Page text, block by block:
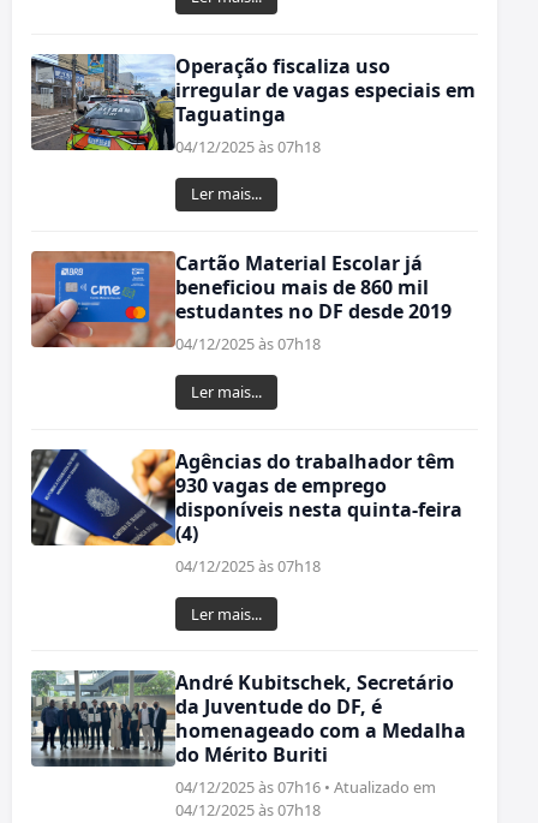
Operação fiscaliza uso
irregular de vagas especiais em
Taguatinga
04/12/2025 às 07h18
Ler mais...
Cartão Material Escolar já
beneficiou mais de 860 mil
estudantes no DF desde 2019
04/12/2025 às 07h18
Ler mais...
Agências do trabalhador têm
930 vagas de emprego
disponíveis nesta quinta-feira
(4)
04/12/2025 às 07h18
Ler mais...
André Kubitschek, Secretário
da Juventude do DF, é
homenageado com a Medalha
do Mérito Buriti
04/12/2025 às 07h16 • Atualizado em
04/12/2025 às 07h18